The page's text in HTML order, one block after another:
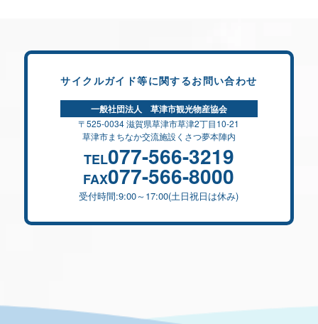
サイクルガイド等に関するお問い合わせ
一般社団法人 草津市観光物産協会
〒525-0034 滋賀県草津市草津2丁目10-21
草津市まちなか交流施設くさつ夢本陣内
TEL077-566-3219
FAX077-566-8000
受付時間:9:00～17:00(土日祝日は休み)